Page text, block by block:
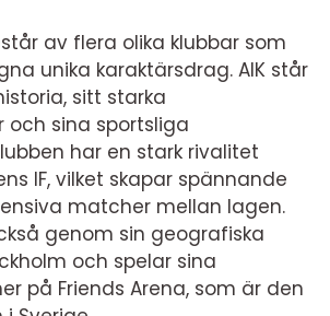
av flera olika klubbar som
unika karaktärsdrag. AIK står
sitt starka
och sina sportsliga
har en stark rivalitet
IF, vilket skapar spännande
matcher mellan lagen.
genom sin geografiska
och spelar sina
på Friends Arena, som är den